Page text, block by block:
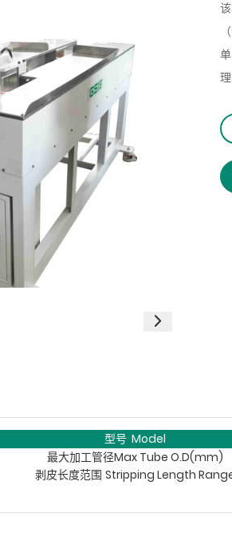
理
型号 Model
最大加工管径Max Tube O.D(mm)
剥皮长度范围 Stripping Length